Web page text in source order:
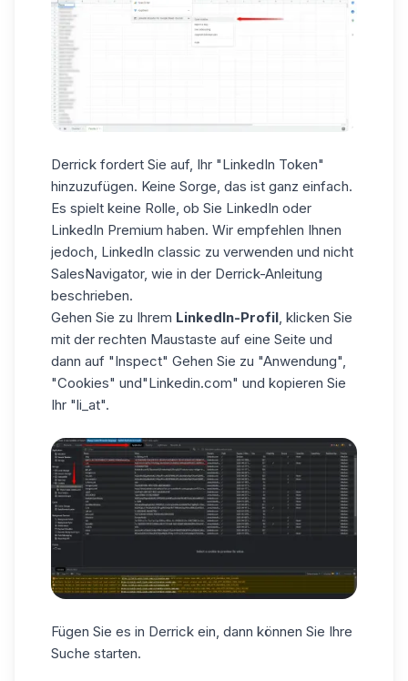
Derrick fordert Sie auf, Ihr "LinkedIn Token"
hinzuzufügen. Keine Sorge, das ist ganz einfach.
Es spielt keine Rolle, ob Sie LinkedIn oder
LinkedIn Premium haben. Wir empfehlen Ihnen
jedoch, LinkedIn classic zu verwenden und nicht
SalesNavigator, wie in der Derrick-Anleitung
beschrieben.
Gehen Sie zu Ihrem LinkedIn-Profil , klicken Sie
mit der rechten Maustaste auf eine Seite und
dann auf "Inspect" Gehen Sie zu "Anwendung",
"Cookies" und"Linkedin.com" und kopieren Sie
Ihr "li_at".
Fügen Sie es in Derrick ein, dann können Sie Ihre
Suche starten.